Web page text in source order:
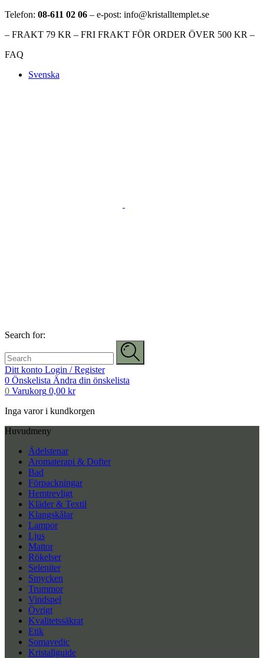
Telefon: 08-611 02 06 – e-post: info@kristalltemplet.se
– FRAKT 79 KR – FRI FRAKT FÖR ORDER ÖVER 500 KR –
FAQ
Svenska
Search for:
Ditt konto Login / Register
0 Önskelista Ändra din önskelista
0 Varukorg 0,00 kr
Inga varor i kundkorgen
Huvudmeny
Ädelstenar
Aromaterapi & Dofter
Bad
Förpackningar
Hemtrevligt
Kläder & Textil
Klangskålar
Lampor
Ljus
Mattor
Rökelser
Seleniter
Smycken
Trummor
Vindspel
Övrigt
Kvalitetssäkrat
Etik
Somavedic
Kristallguide